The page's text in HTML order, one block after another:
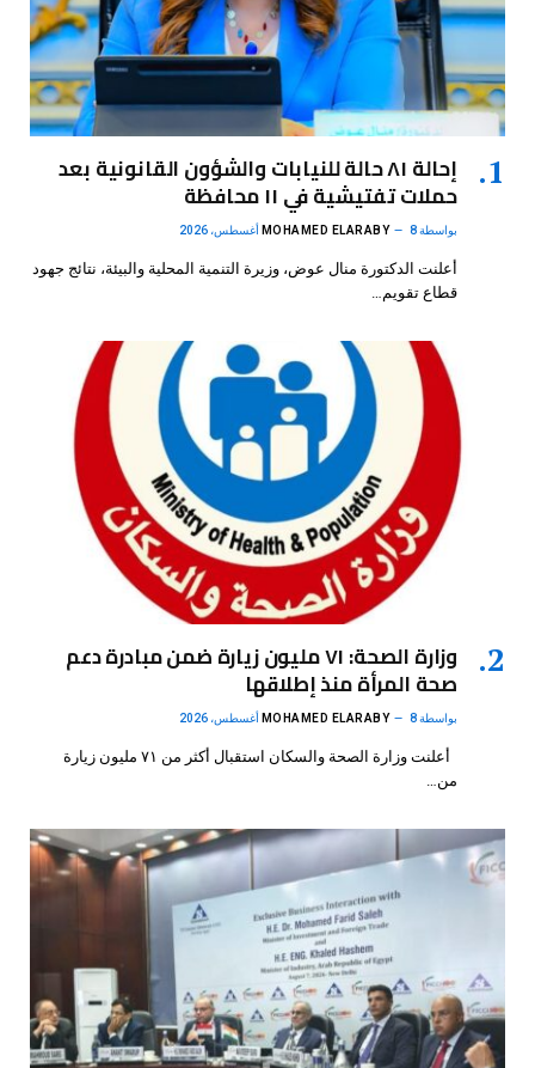
إحالة ٨١ حالة للنيابات والشؤون القانونية بعد
حملات تفتيشية في ١١ محافظة
بواسطة MOHAMED ELARABY 8 أغسطس، 2026
أعلنت الدكتورة منال عوض، وزيرة التنمية المحلية والبيئة، نتائج جهود
قطاع تقويم…
وزارة الصحة: ٧١ مليون زيارة ضمن مبادرة دعم
صحة المرأة منذ إطلاقها
بواسطة MOHAMED ELARABY 8 أغسطس، 2026
أعلنت وزارة الصحة والسكان استقبال أكثر من ٧١ مليون زيارة
من…